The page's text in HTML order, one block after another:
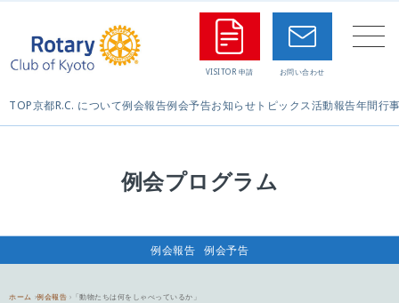
TOP京都R.C. について例会報告例会予告お知らせ トピックス活動報告年間行
例会プログラム
例会報告 例会予告
ホーム 例会報告 「動物たちは何をしゃべっているか」